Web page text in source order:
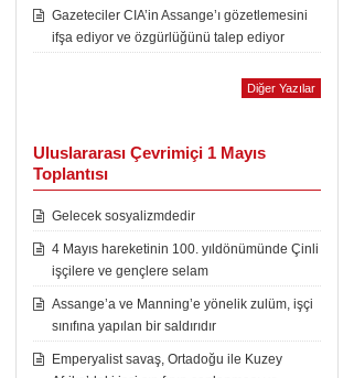
Gazeteciler CIA’in Assange’ı gözetlemesini
ifşa ediyor ve özgürlüğünü talep ediyor
Diğer Yazılar
Uluslararası Çevrimiçi 1 Mayıs
Toplantısı
Gelecek sosyalizmdedir
4 Mayıs hareketinin 100. yıldönümünde Çinli
işçilere ve gençlere selam
Assange’a ve Manning’e yönelik zulüm, işçi
sınıfına yapılan bir saldırıdır
Emperyalist savaş, Ortadoğu ile Kuzey